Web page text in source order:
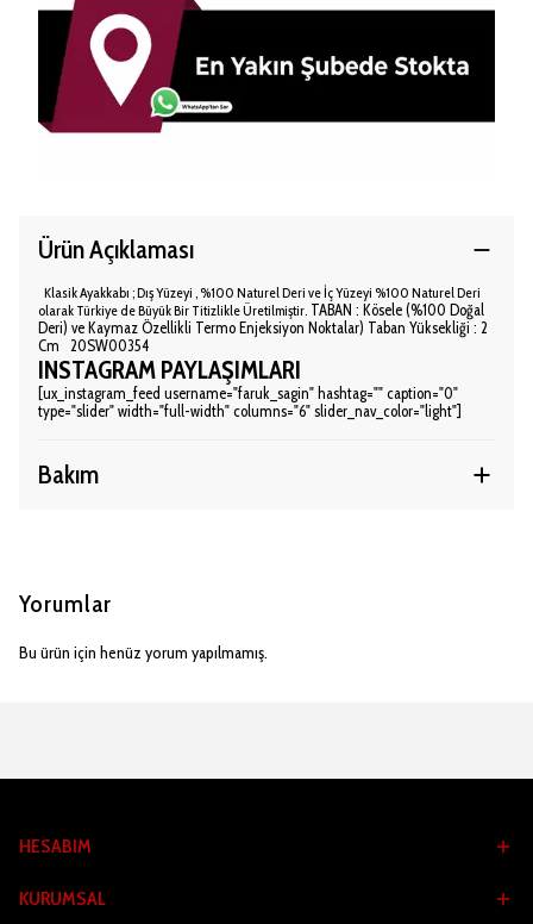
Ürün Açıklaması
KlasikAyakkabı ; Dış Yüzeyi , %100 Naturel Deri ve İç Yüzeyi %100 Naturel Deri
olarak Türkiye de Büyük Bir Titizlikle Üretilmiştir. TABAN : Kösele (%100 Doğal
Deri) ve Kaymaz Özellikli Termo Enjeksiyon Noktalar) Taban Yüksekliği : 2
Cm 20SW00354
INSTAGRAM PAYLAŞIMLARI
[ux_instagram_feed username="faruk_sagin" hashtag="" caption="0"
type="slider" width="full-width" columns="6" slider_nav_color="light"]
Bakım
Yorumlar
Bu ürün için henüz yorum yapılmamış.
HESABIM
KURUMSAL